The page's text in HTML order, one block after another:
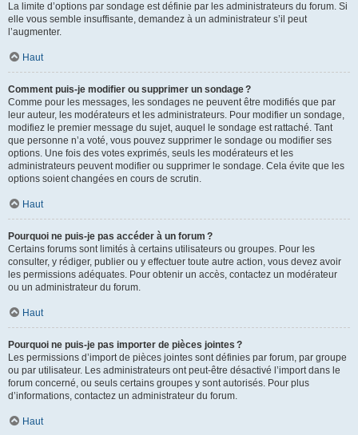
La limite d’options par sondage est définie par les administrateurs du forum. Si
elle vous semble insuffisante, demandez à un administrateur s’il peut
l’augmenter.
Haut
Comment puis-je modifier ou supprimer un sondage ?
Comme pour les messages, les sondages ne peuvent être modifiés que par
leur auteur, les modérateurs et les administrateurs. Pour modifier un sondage,
modifiez le premier message du sujet, auquel le sondage est rattaché. Tant
que personne n’a voté, vous pouvez supprimer le sondage ou modifier ses
options. Une fois des votes exprimés, seuls les modérateurs et les
administrateurs peuvent modifier ou supprimer le sondage. Cela évite que les
options soient changées en cours de scrutin.
Haut
Pourquoi ne puis-je pas accéder à un forum ?
Certains forums sont limités à certains utilisateurs ou groupes. Pour les
consulter, y rédiger, publier ou y effectuer toute autre action, vous devez avoir
les permissions adéquates. Pour obtenir un accès, contactez un modérateur
ou un administrateur du forum.
Haut
Pourquoi ne puis-je pas importer de pièces jointes ?
Les permissions d’import de pièces jointes sont définies par forum, par groupe
ou par utilisateur. Les administrateurs ont peut-être désactivé l’import dans le
forum concerné, ou seuls certains groupes y sont autorisés. Pour plus
d’informations, contactez un administrateur du forum.
Haut